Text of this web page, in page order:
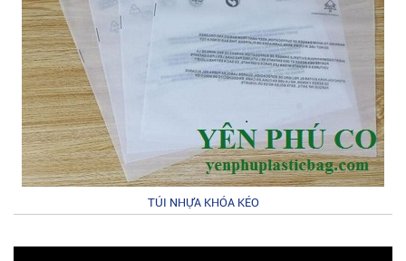
TÚI NHỰA KHÓA KÉO